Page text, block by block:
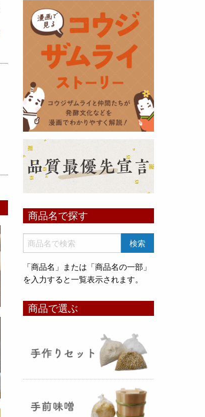
黒麹の天然クエン酸で運動の為に
最大の機能を発揮出来るよう開発
しました。少しゆるく仕上がりま
したので初回ロット8,000本程度
を訳あり価格で提供します。品質
や栄養価には問題ありませんので
お早めにどうぞ・・・
甘酒 生スティック新発売！
（2025年11月11日）
いめ甘酒 30g』と『オートミー
プをリリース致しました。何処へ
でも持ち運びが出来て、非常に便
利です！
た！（2025年08月12日）
お米5kg貯蔵用アルミ袋が完
成しました！完全オリジナルで特
商品名で探す
「商品名」または「商品名の一部」
を入力すると一覧表示されます。
商品で選ぶ